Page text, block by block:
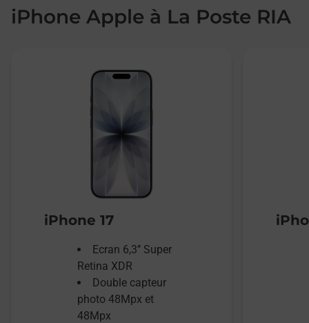
iPhone Apple à La Poste RIA
iPhone 17
Ecran 6,3’’ Super
Retina XDR
Double capteur
photo 48Mpx et
48Mpx